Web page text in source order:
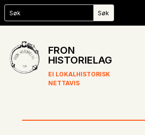
FRON
HISTORIELAG
EI LOKALHISTORISK
NETTAVIS